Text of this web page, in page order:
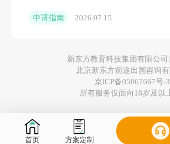
程。以下
申请指南 2026.07.15
新东方教育科技集团有限公司|
北京新东方前途出国咨询有
京ICP备05067667号-
所有服务仅面向18岁及以
首页 方案定制